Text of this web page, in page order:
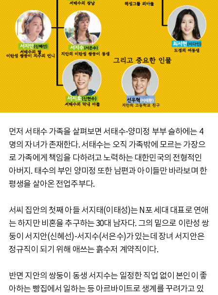
먼저 서태수 가족을 살펴보면 서태수-양미정 부부 슬하에는 4
명의 자녀가 존재한다. 서태수는 오직 가족밖에 모르는 가장으
로 가족에게 책임을 다하려고 노력하는 대한민국의 전형적인
아버지. 태수의 부인 양미정 또한 남편과 아이들만 바라보며 한
평생을 살아온 전업주부다.
서씨 집안의 첫째 아들 서지태(이태성)는 N포 세대 대표로 연애
는 하지만 비혼을 추구하는 30대 남자다. 그의 밑으로 이란성 쌍
둥이 서지안(신혜선)-서지수(서은수)가 있는데 장녀 서지안은
정규직이 되기 위해 애쓰는 흙수저 계약직이다.
반면 지안의 쌍둥이 동생 서지수는 일정한 직업 없이 본인이 좋
아하는 빵집에서 일하는 등 아르바이트로 생계를 꾸려가고 있